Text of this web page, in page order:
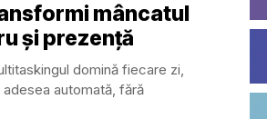
mâncatul
și prezență
domină fiecare zi,
automată, fără